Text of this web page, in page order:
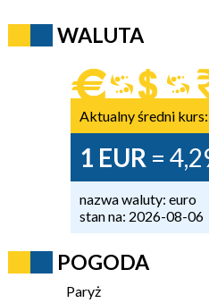
WALUTA
Aktualny średni kurs:
1 EUR =
nazwa waluty: euro
stan na: 2026-08-06
POGODA
Paryż